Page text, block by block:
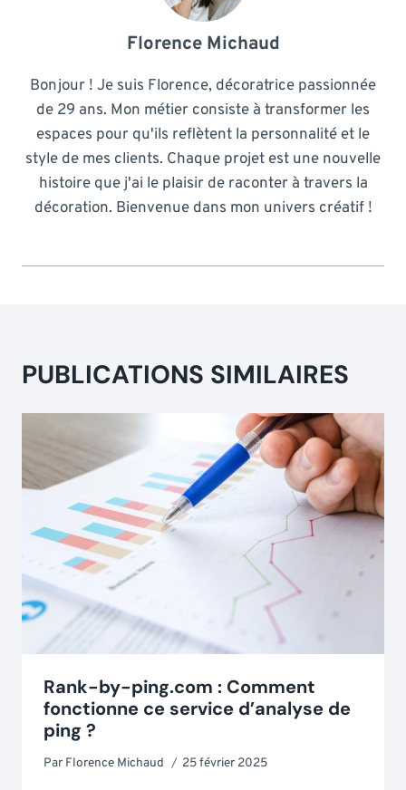
Florence Michaud
Bonjour ! Je suis Florence, décoratrice passionnée
de 29 ans. Mon métier consiste à transformer les
espaces pour qu'ils reflètent la personnalité et le
style de mes clients. Chaque projet est une nouvelle
histoire que j'ai le plaisir de raconter à travers la
décoration. Bienvenue dans mon univers créatif !
PUBLICATIONS SIMILAIRES
Rank-by-ping.com : Comment
fonctionne ce service d’analyse de
ping ?
Par Florence Michaud 25 février 2025